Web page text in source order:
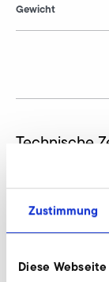
Zustimmung
Diese
Gewicht
Technische